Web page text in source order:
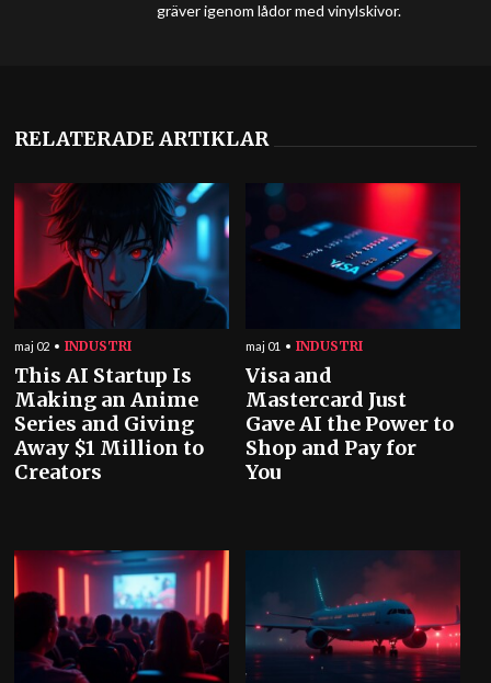
gräver igenom lådor med vinylskivor.
RELATERADE ARTIKLAR
maj 02 INDUSTRI
This AI Startup Is
Making an Anime
Series and Giving
Away $1 Million to
Creators
maj 01 INDUSTRI
Visa and
Mastercard Just
Gave AI the Power to
Shop and Pay for
You